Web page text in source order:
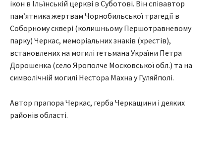
ікон в Ільїнській церкві в Суботові. Він співавтор
пам’ятника жертвам Чорнобильської трагедії в
Соборному сквері (колишньому Першотравневому
парку) Черкас, меморіальних знаків (хрестів),
встановлених на могилі гетьмана України Петра
Дорошенка (село Ярополче Московської обл.) та на
символічній могилі Нестора Махна у Гуляйполі.
Автор прапора Черкас, герба Черкащини і деяких
районів області.